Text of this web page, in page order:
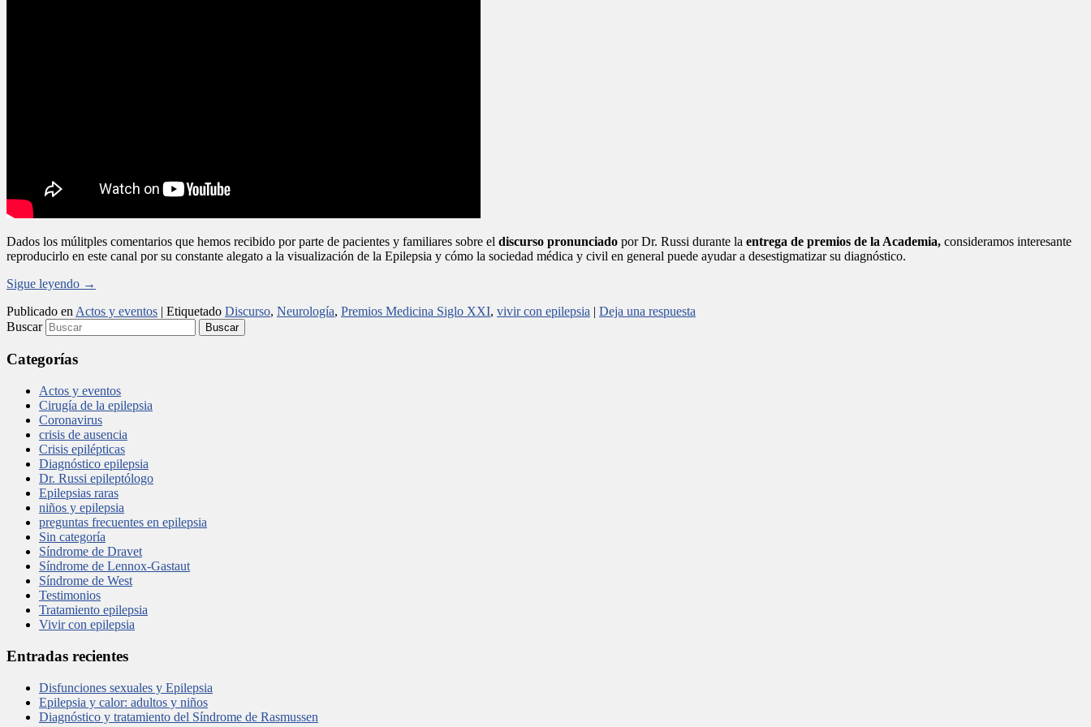
Dados los múlitples comentarios que hemos recibido por parte de pacientes y familiares sobre el discurso pronunciado por Dr. Russi durante la entrega de premios de la Academia, consideramos interesante
reproducirlo en este canal por su constante alegato a la visualización de la Epilepsia y cómo la sociedad médica y civil en general puede ayudar a desestigmatizar su diagnóstico.
Sigue leyendo →
Publicado en Actos y eventos | Etiquetado Discurso, Neurología, Premios Medicina Siglo XXI, vivir con epilepsia | Deja una respuesta
Buscar
Categorías
Actos y eventos
Cirugía de la epilepsia
Coronavirus
crisis de ausencia
Crisis epilépticas
Diagnóstico epilepsia
Dr. Russi epileptólogo
Epilepsias raras
niños y epilepsia
preguntas frecuentes en epilepsia
Sin categoría
Síndrome de Dravet
Síndrome de Lennox-Gastaut
Síndrome de West
Testimonios
Tratamiento epilepsia
Vivir con epilepsia
Entradas recientes
Disfunciones sexuales y Epilepsia
Epilepsia y calor: adultos y niños
Diagnóstico y tratamiento del Síndrome de Rasmussen